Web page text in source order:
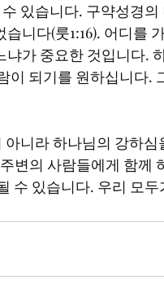
수 있습니다. 구약성경
습니다(룻1:16). 어디를
냐가 중요한 것입니다.
이 되기를 원하십니다.
변의 사람들에게 함께
수 있습니다. 우리 모